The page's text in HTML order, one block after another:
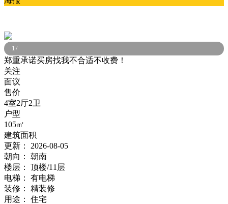
1/
郑重承诺买房找我不合适不收费！
关注
面议
售价
4室2厅2卫
户型
105㎡
建筑面积
更新：
2026-08-05
朝向：
朝南
楼层：
顶楼/11层
电梯：
有电梯
装修：
精装修
用途：
住宅